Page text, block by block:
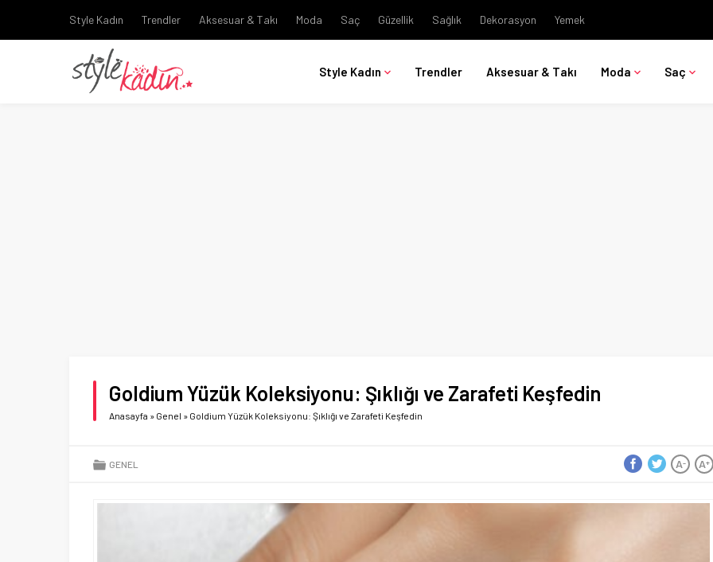
Style Kadın Trendler Aksesuar & Takı Moda Saç Güzellik Sağlık Dekorasyon Yemek
Style Kadın Trendler Aksesuar & Takı Moda Saç
Goldium Yüzük Koleksiyonu: Şıklığı ve Zarafeti Keşfedin
Anasayfa » Genel » Goldium Yüzük Koleksiyonu: Şıklığı ve Zarafeti Keşfedin
GENEL A+
A-